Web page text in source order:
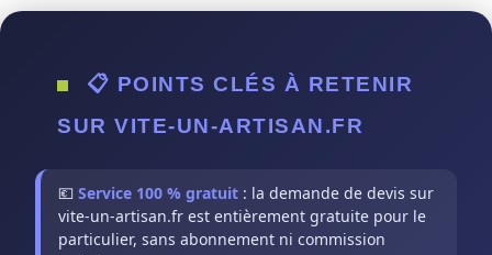
📋 POINTS CLÉS À RETENIR
SUR VITE-UN-ARTISAN.FR
💶 Service 100 % gratuit : la demande de devis sur
vite-un-artisan.fr est entièrement gratuite pour le
particulier, sans abonnement ni commission